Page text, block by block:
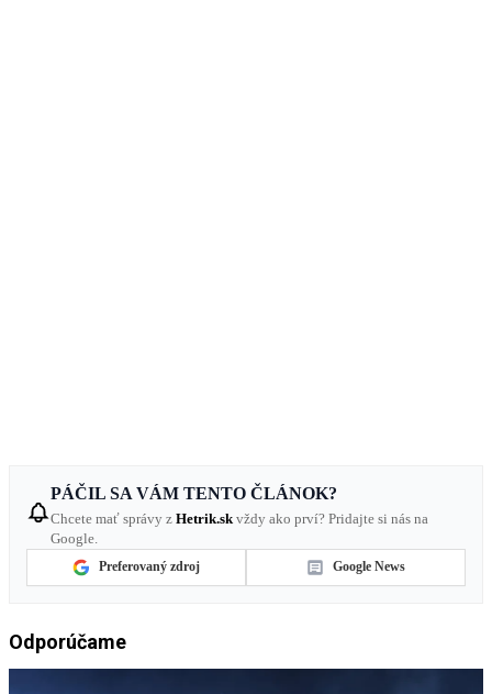
PÁČIL SA VÁM TENTO ČLÁNOK?
Chcete mať správy z Hetrik.sk vždy ako prví? Pridajte si nás na
Google.
Preferovaný zdroj Google News
Odporúčame